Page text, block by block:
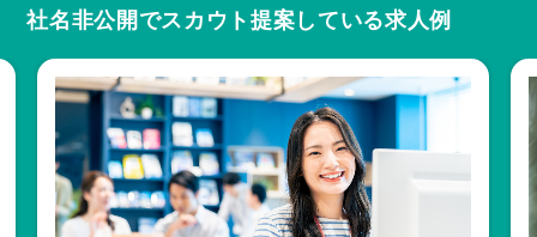
社名非公開でスカウト提案している求人例